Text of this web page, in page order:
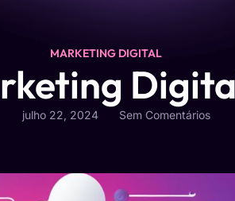
MARKETING DIGITAL
julho 22, 2024 Sem Comentários